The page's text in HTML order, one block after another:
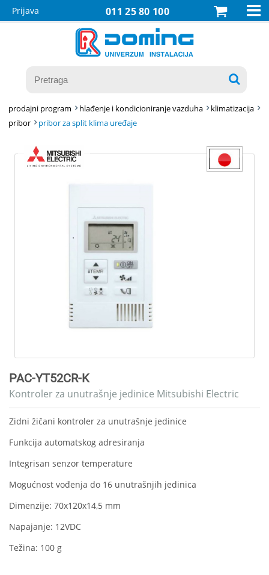
011 25 80 100
Prijava 

prodajni program hlađenje i kondicioniranje vazduha
klimatizacija
pribor
pribor za split klima uređaje
PAC-YT52CR-K
Kontroler za unutrašnje jedinice Mitsubishi Electric
Zidni žičani kontroler za unutrašnje jedinice
Funkcija automatskog adresiranja
Integrisan senzor temperature
Mogućnost vođenja do 16 unutrašnjih jedinica
Dimenzije: 70x120x14,5 mm
Napajanje: 12VDC
Težina: 100 g